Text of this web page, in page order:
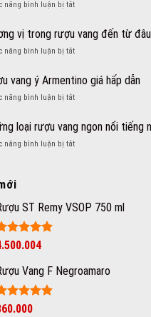
rượu
trắng
tín
Hà
năng bình luận bị tắtở
bí
mật
quy
sản
rượu
vị trong rượu vang đến từ
năng bình luận bị tắtở
vị
trong
rượu
đến
từ
đâu?
vang ý Armentino giá hấp dẫn
năng bình luận bị tắtở
ý
Armentino
loại rượu vang ngon nổi tiếng
năng bình luận bị tắtở
ngon
ST Remy VSOP 750 ml
xếp
Vang F Negroamaro
xếp
Giá